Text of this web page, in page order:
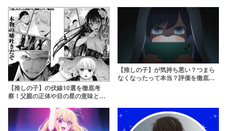
【推しの子】の伏線10選を徹底考
察！父親の正体や目の星の意味と
【推しの子】が気持ち悪い？つまら
なくなったって本当？評価を徹底分